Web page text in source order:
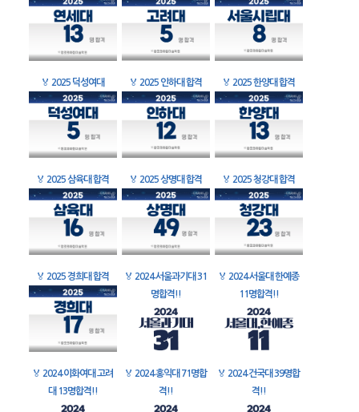
🏅 2025 덕성여대 🏅 2025 인하대 합격 🏅 2025 한양대 합격
🏅 2025 삼육대 합격 🏅 2025 상명대 합격 🏅 2025 청강대 합격
🏅 2025 경희대 합격 🏅 2024 서울과기대 31
명합격!!
🏅 2024 서울대 한예종
11명합격!!
🏅 2024 이화여대 고려
대 13명합격!!
🏅 2024 홍익대 71명합
격!!
🏅 2024 건국대 39명합
격!!